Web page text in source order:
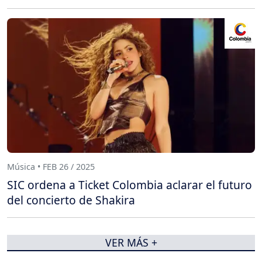
Música • FEB 26 / 2025
SIC ordena a Ticket Colombia aclarar el futuro
del concierto de Shakira
VER MÁS +